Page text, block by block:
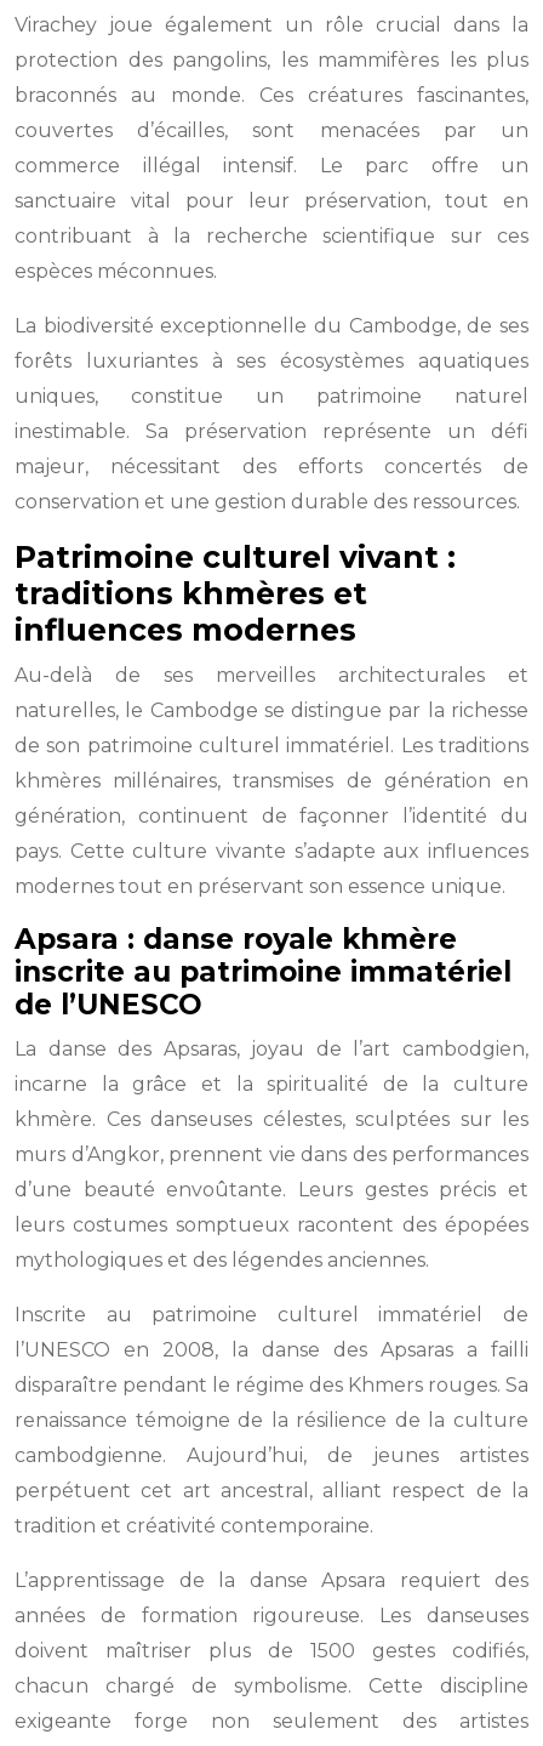
Virachey joue également un rôle crucial dans la
protection des pangolins, les mammifères les plus
braconnés au monde. Ces créatures fascinantes,
couvertes d’écailles, sont menacées par un
commerce illégal intensif. Le parc offre un
sanctuaire vital pour leur préservation, tout en
contribuant à la recherche scientifique sur ces
espèces méconnues.
La biodiversité exceptionnelle du Cambodge, de ses
forêts luxuriantes à ses écosystèmes aquatiques
uniques, constitue un patrimoine naturel
inestimable. Sa préservation représente un défi
majeur, nécessitant des efforts concertés de
conservation et une gestion durable des ressources.
Patrimoine culturel vivant :
traditions khmères et
influences modernes
Au-delà de ses merveilles architecturales et
naturelles, le Cambodge se distingue par la richesse
de son patrimoine culturel immatériel. Les traditions
khmères millénaires, transmises de génération en
génération, continuent de façonner l’identité du
pays. Cette culture vivante s’adapte aux influences
modernes tout en préservant son essence unique.
Apsara : danse royale khmère
inscrite au patrimoine immatériel
de l’UNESCO
La danse des Apsaras, joyau de l’art cambodgien,
incarne la grâce et la spiritualité de la culture
khmère. Ces danseuses célestes, sculptées sur les
murs d’Angkor, prennent vie dans des performances
d’une beauté envoûtante. Leurs gestes précis et
leurs costumes somptueux racontent des épopées
mythologiques et des légendes anciennes.
Inscrite au patrimoine culturel immatériel de
l’UNESCO en 2008, la danse des Apsaras a failli
disparaître pendant le régime des Khmers rouges. Sa
renaissance témoigne de la résilience de la culture
cambodgienne. Aujourd’hui, de jeunes artistes
perpétuent cet art ancestral, alliant respect de la
tradition et créativité contemporaine.
L’apprentissage de la danse Apsara requiert des
années de formation rigoureuse. Les danseuses
doivent maîtriser plus de 1500 gestes codifiés,
chacun chargé de symbolisme. Cette discipline
exigeante forge non seulement des artistes